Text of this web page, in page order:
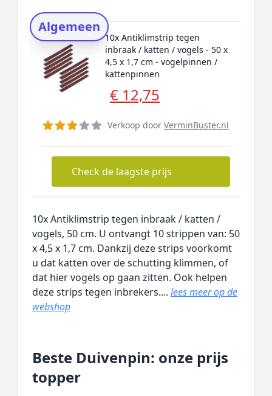
Alternatieven
Prijsniveaus
Algemeen
10x Antiklimstrip tegen
inbraak / katten / vogels - 50 x
4,5 x 1,7 cm - vogelpinnen /
kattenpinnen
€ 12,75
Verkoop door VerminBuster.nl
Check de laagste prijs
10x Antiklimstrip tegen inbraak / katten /
vogels, 50 cm. U ontvangt 10 strippen van: 50
x 4,5 x 1,7 cm. Dankzij deze strips voorkomt
u dat katten over de schutting klimmen, of
dat hier vogels op gaan zitten. Ook helpen
deze strips tegen inbrekers.... lees meer op de
webshop
Beste Duivenpin: onze prijs
topper